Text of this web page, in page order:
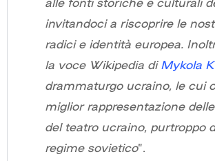
invitandoci a riscoprire le
radici e identità europea.
la voce Wikipedia di Mykola
drammaturgo ucraino, le cui
miglior rappresentazione
del teatro ucraino, purtroppo
regime sovietico”.